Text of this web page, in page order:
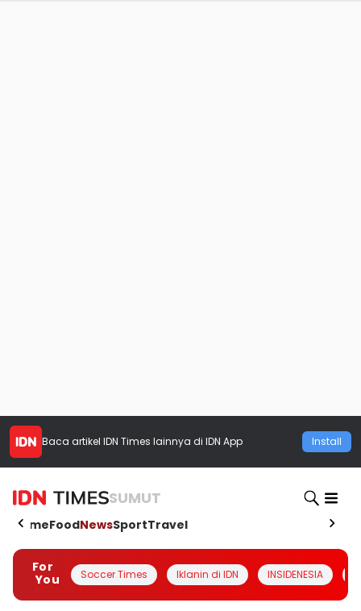
Baca artikel IDN Times lainnya di IDN App Install
SUMUT
HomeFoodNewsSportTravel
For
You
Soccer Times Iklanin di IDN INSIDENESIA